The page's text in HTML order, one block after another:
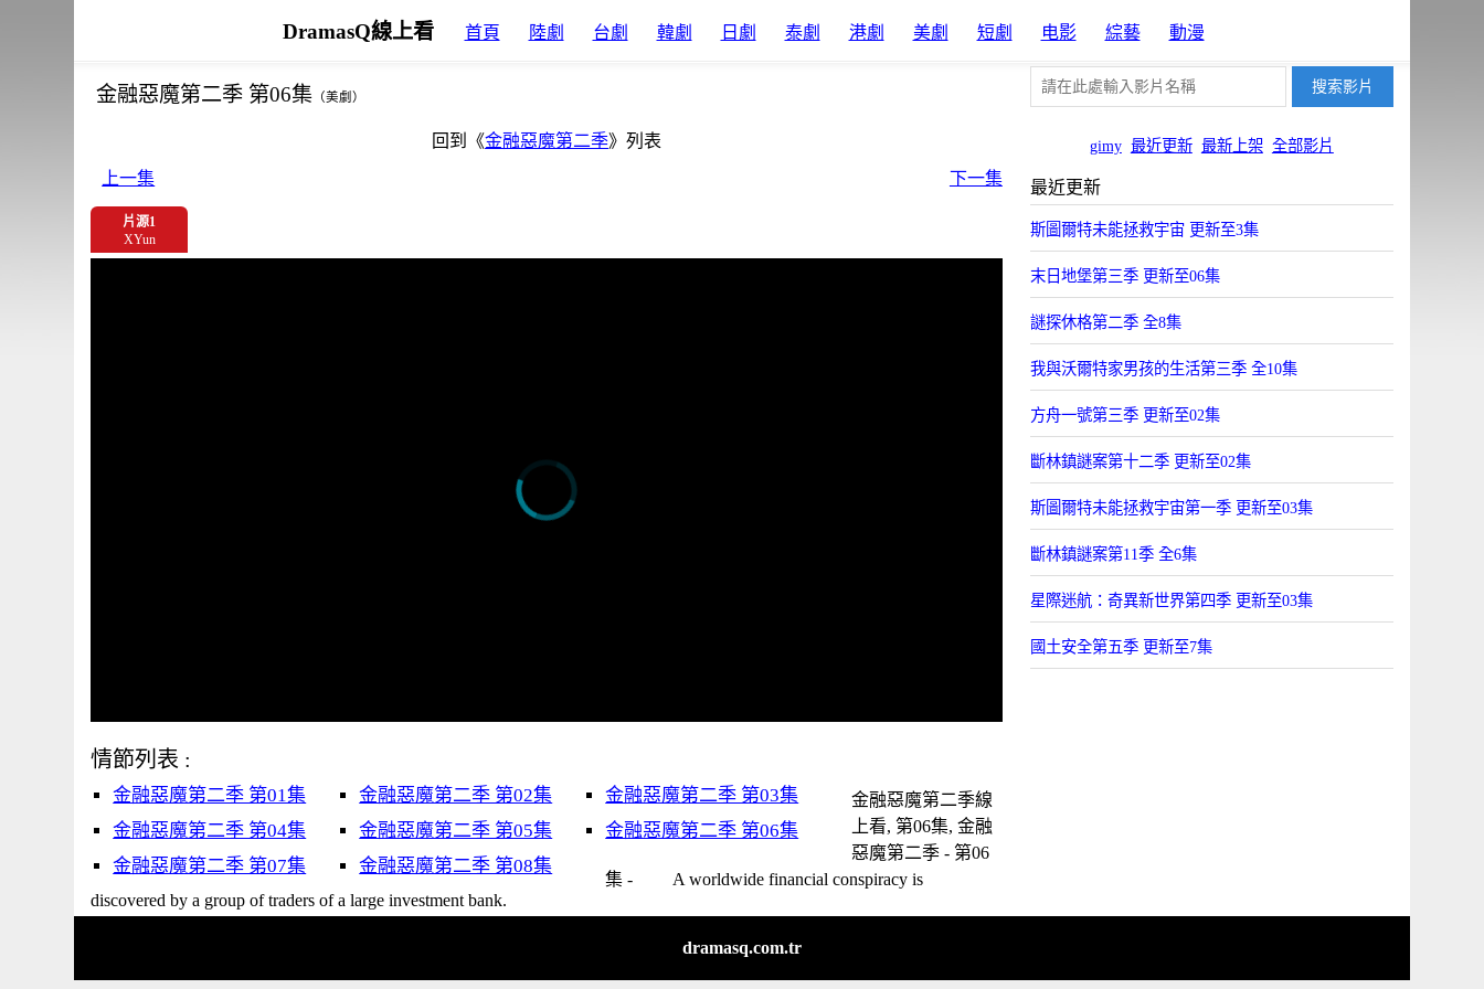
DramasQ線上看 首頁 陸劇 台劇 韓劇 日劇 泰劇 港劇 美劇 短劇 电影 綜藝 動漫
gimy 最近更新 最新上架 全部影片
金融惡魔第二季 第06集 （美劇）
回到《金融惡魔第二季》列表
上一集
下一集
片源1
XYun
情節列表 :
金融惡魔第二季 第01集 金融惡魔第二季 第02集
金融惡魔第二季 第03集
金融惡魔第二季 第04集
金融惡魔第二季 第05集
金融惡魔第二季 第06集
金融惡魔第二季 第07集
金融惡魔第二季 第08集
金融惡魔第二季線
上看, 第06集, 金融
惡魔第二季 - 第06
集 - A worldwide financial conspiracy is
discovered by a group of traders of a large investment bank.
最近更新
斯圖爾特未能拯救宇宙 更新至3集
末日地堡第三季 更新至06集
謎探休格第二季 全8集
我與沃爾特家男孩的生活第三季 全10集
方舟一號第三季 更新至02集
斷林鎮謎案第十二季 更新至02集
斯圖爾特未能拯救宇宙第一季 更新至03集
斷林鎮謎案第11季 全6集
星際迷航：奇異新世界第四季 更新至03集
國土安全第五季 更新至7集
dramasq.com.tr